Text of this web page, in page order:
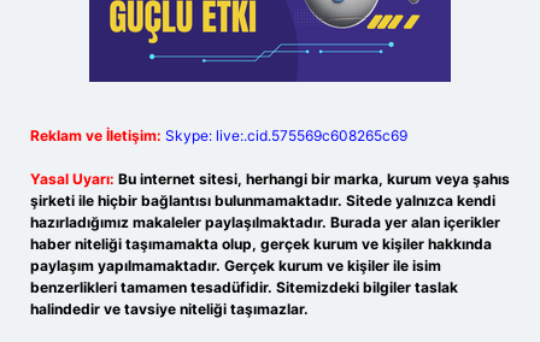
Reklam ve İletişim: Skype: live:.cid.575569c608265c69
Yasal Uyarı: Bu internet sitesi, herhangi bir marka, kurum veya şahıs
şirketi ile hiçbir bağlantısı bulunmamaktadır. Sitede yalnızca kendi
hazırladığımız makaleler paylaşılmaktadır. Burada yer alan içerikler
haber niteliği taşımamakta olup, gerçek kurum ve kişiler hakkında
paylaşım yapılmamaktadır. Gerçek kurum ve kişiler ile isim
benzerlikleri tamamen tesadüfidir. Sitemizdeki bilgiler taslak
halindedir ve tavsiye niteliği taşımazlar.